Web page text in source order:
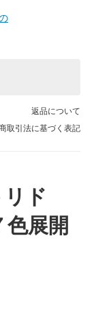
返品について
取引法に基づく表記
ド
展開